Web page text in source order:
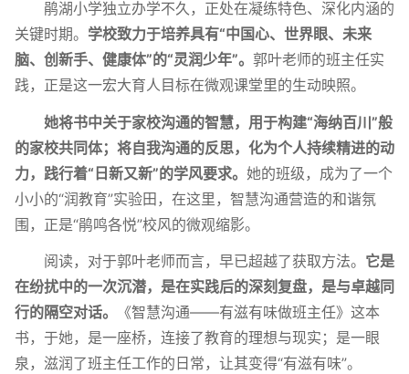
鹃湖小学独立办学不久，正处在凝练特色、深化内涵的
关键时期。 学校致力于培养具有“中国心、世界眼、未来
脑、创新手、健康体”的“灵润少年”。 郭叶老师的班主任实
践，正是这一宏大育人目标在微观课堂里的生动映照。
她将书中关于家校沟通的智慧，用于构建“海纳百川”般
的家校共同体；将自我沟通的反思，化为个人持续精进的动
力，践行着“日新又新”的学风要求。 她的班级，成为了一个
小小的“润教育”实验田，在这里，智慧沟通营造的和谐氛
围，正是“鹃鸣各悦”校风的微观缩影。
阅读，对于郭叶老师而言，早已超越了获取方法。 它是
在纷扰中的一次沉潜，是在实践后的深刻复盘，是与卓越同
行的隔空对话。
《智慧沟通——有滋有味做班主任》这本
书，于她，是一座桥，连接了教育的理想与现实；是一眼
泉，滋润了班主任工作的日常，让其变得“有滋有味”。